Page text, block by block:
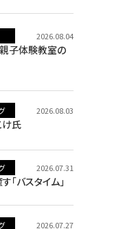
2026.08.04
子体験教室の
2026.08.03
け氏
2026.07.31
「バスタイム」
2026.07.27